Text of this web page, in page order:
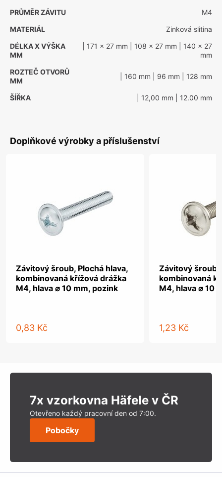
PRŮMĚR ZÁVITU
M4
MATERIÁL
Zinková slitina
DÉLKA X VÝŠKA
MM
| 171 x 27 mm | 108 x 27 mm | 140 x 27
mm
ROZTEČ OTVORŮ
MM
| 160 mm | 96 mm | 128 mm
ŠÍŘKA | 12,00 mm | 12.00 mm
Doplňkové výrobky a příslušenství
Závitový šroub, Plochá hlava,
kombinovaná křížová drážka
M4, hlava ⌀ 10 mm, pozink
0,83 Kč
Závitový šroub,
kombinovaná
M4, hlava ⌀ 10
1,23 Kč
7x vzorkovna Häfele v ČR
Otevřeno každý pracovní den od 7:00.
Pobočky